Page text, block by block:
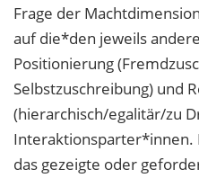
Frage der
auf die*den jeweils
Positionierung
Selbstzuschreibung) und
(hierarchisch/egalitär/zu
Interaktionsparter*innen.
das gezeigte oder